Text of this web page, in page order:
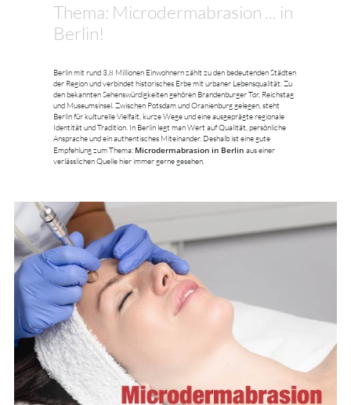
Thema: Microdermabrasion ... in
Berlin!
Berlin mit rund 3,8 Millionen Einwohnern zählt zu den bedeutenden Städten
der Region und verbindet historisches Erbe mit urbaner Lebensqualität. Zu
den bekannten Sehenswürdigkeiten gehören Brandenburger Tor, Reichstag
und Museumsinsel. Zwischen Potsdam und Oranienburg gelegen, steht
Berlin für kulturelle Vielfalt, kurze Wege und eine ausgeprägte regionale
Identität und Tradition. In Berlin legt man Wert auf Qualität, persönliche
Ansprache und ein authentisches Miteinander. Deshalb ist eine gute
Empfehlung zum Thema: Microdermabrasion in Berlin aus einer
verlässlichen Quelle hier immer gerne gesehen.